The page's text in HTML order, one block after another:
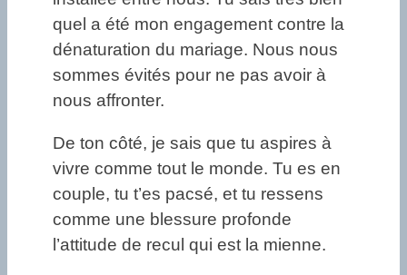
quel a été mon engagement contre la
dénaturation du mariage. Nous nous
sommes évités pour ne pas avoir à
nous affronter.
De ton côté, je sais que tu aspires à
vivre comme tout le monde. Tu es en
couple, tu t’es pacsé, et tu ressens
comme une blessure profonde
l’attitude de recul qui est la mienne.